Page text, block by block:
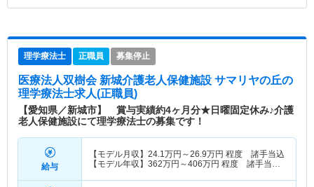
理学療法士 正職員 募集停止
医療法人双樹会 新城介護老人保健施設 サマリヤの丘の
理学療法士求人(正職員)
【愛知県／新城市】 賞与実績約4ヶ月分★日曜固定休み♪介護
老人保健施設にて理学療法士の募集です！
給与
【モデル月収】 24.1万円～26.9万円 程度 諸手当込
【モデル年収】 362万円～406万円 程度 諸手当・